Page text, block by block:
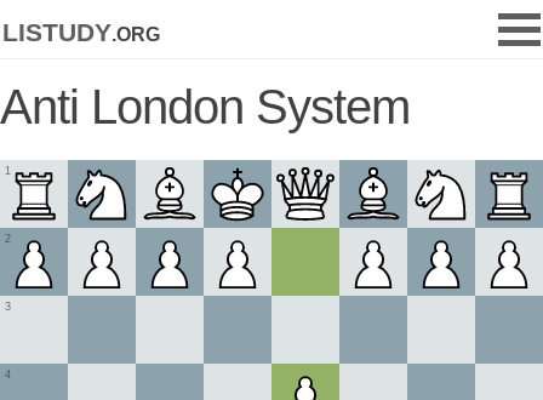
listudy.org
Anti London System
1
2
3
4